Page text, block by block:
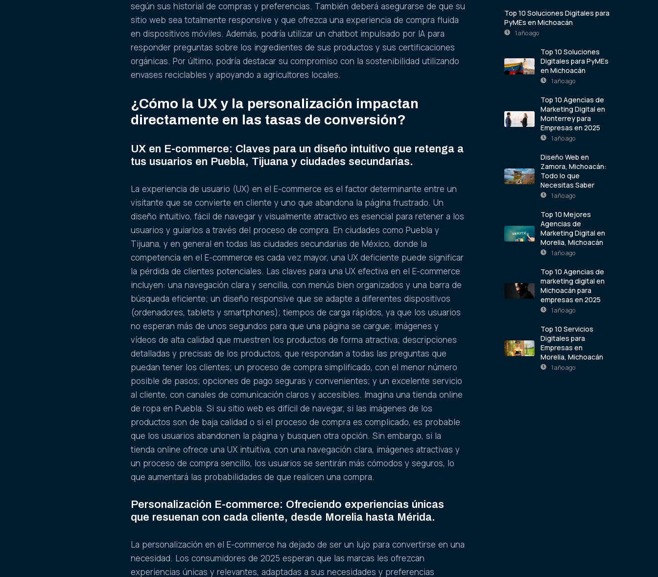
según sus historial de compras y preferencias. También deberá asegurarse de que su
sitio web sea totalmente responsive y que ofrezca una experiencia de compra fluida
en dispositivos móviles. Además, podría utilizar un chatbot impulsado por IA para
responder preguntas sobre los ingredientes de sus productos y sus certificaciones
orgánicas. Por último, podría destacar su compromiso con la sostenibilidad utilizando
envases reciclables y apoyando a agricultores locales.
¿Cómo la UX y la personalización impactan
directamente en las tasas de conversión?
UX en E-commerce: Claves para un diseño intuitivo que retenga a
tus usuarios en Puebla, Tijuana y ciudades secundarias.
La experiencia de usuario (UX) en el E-commerce es el factor determinante entre un
visitante que se convierte en cliente y uno que abandona la página frustrado. Un
diseño intuitivo, fácil de navegar y visualmente atractivo es esencial para retener a los
usuarios y guiarlos a través del proceso de compra. En ciudades como Puebla y
Tijuana, y en general en todas las ciudades secundarias de México, donde la
competencia en el E-commerce es cada vez mayor, una UX deficiente puede significar
la pérdida de clientes potenciales. Las claves para una UX efectiva en el E-commerce
incluyen: una navegación clara y sencilla, con menús bien organizados y una barra de
búsqueda eficiente; un diseño responsive que se adapte a diferentes dispositivos
(ordenadores, tablets y smartphones); tiempos de carga rápidos, ya que los usuarios
no esperan más de unos segundos para que una página se cargue; imágenes y
vídeos de alta calidad que muestren los productos de forma atractiva; descripciones
detalladas y precisas de los productos, que respondan a todas las preguntas que
puedan tener los clientes; un proceso de compra simplificado, con el menor número
posible de pasos; opciones de pago seguras y convenientes; y un excelente servicio
al cliente, con canales de comunicación claros y accesibles. Imagina una tienda online
de ropa en Puebla. Si su sitio web es difícil de navegar, si las imágenes de los
productos son de baja calidad o si el proceso de compra es complicado, es probable
que los usuarios abandonen la página y busquen otra opción. Sin embargo, si la
tienda online ofrece una UX intuitiva, con una navegación clara, imágenes atractivas y
un proceso de compra sencillo, los usuarios se sentirán más cómodos y seguros, lo
que aumentará las probabilidades de que realicen una compra.
Personalización E-commerce: Ofreciendo experiencias únicas
que resuenan con cada cliente, desde Morelia hasta Mérida.
La personalización en el E-commerce ha dejado de ser un lujo para convertirse en una
necesidad. Los consumidores de 2025 esperan que las marcas les ofrezcan
experiencias únicas y relevantes, adaptadas a sus necesidades y preferencias
Top 10 Soluciones Digitales para
PyMEs en Michoacán
1 año ago
Top 10 Soluciones
Digitales para PyMEs
en Michoacán
1 año ago
Top 10 Agencias de
Marketing Digital en
Monterrey para
Empresas en 2025
1 año ago
Diseño Web en
Zamora, Michoacán:
Todo lo que
Necesitas Saber
1 año ago
Top 10 Mejores
Agencias de
Marketing Digital en
Morelia, Michoacán
1 año ago
Top 10 Agencias de
marketing digital en
Michoacán para
empresas en 2025
1 año ago
Top 10 Servicios
Digitales para
Empresas en
Morelia, Michoacán
1 año ago